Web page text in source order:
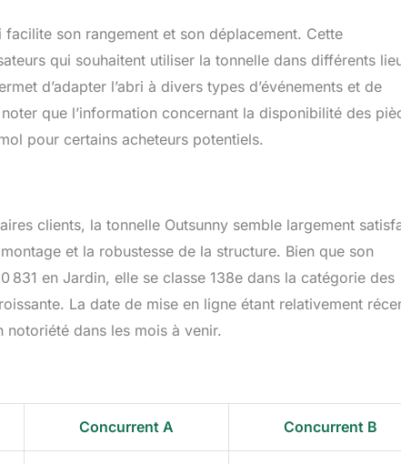
son rangement et son déplacement. Cette
qui souhaitent utiliser la tonnelle dans différents
d’adapter l’abri à divers types d’événements et de
que l’information concernant la disponibilité des
pour certains acheteurs potentiels.
clients, la tonnelle Outsunny semble largement
et la robustesse de la structure. Bien que son
831 en Jardin, elle se classe 138e dans la catégorie des
La date de mise en ligne étant relativement
dans les mois à venir.
Concurrent A Concurrent B